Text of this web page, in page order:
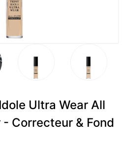
Ultra Wear All
Correcteur & Fond